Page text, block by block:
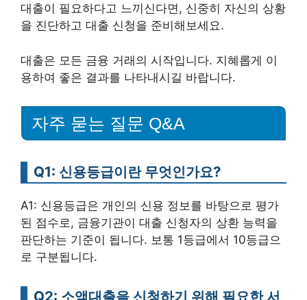
대출이 필요하다고 느끼신다면, 신중히 자신의 상황
을 진단하고 대출 신청을 준비해보세요.
대출은 모든 금융 거래의 시작입니다. 지혜롭게 이
용하여 좋은 결과를 나타내시길 바랍니다.
자주 묻는 질문 Q&A
Q1: 신용등급이란 무엇인가요?
A1: 신용등급은 개인의 신용 정보를 바탕으로 평가
된 점수로, 금융기관이 대출 신청자의 상환 능력을
판단하는 기준이 됩니다. 보통 1등급에서 10등급으
로 구분됩니다.
Q2: 소액대출을 신청하기 위해 필요한 서